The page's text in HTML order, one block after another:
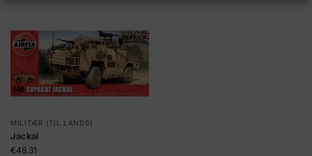
MILITÆR (TIL LANDS)
Jackal
€48.31